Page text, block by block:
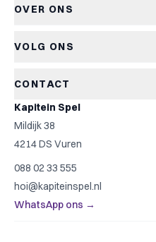
Kinderspellen
Top 10
Retourneren
OVER ONS
Het Kapiteinsspel
Spelregels
Contact
VOLG ONS
CONTACT
Kapitein Spel
Mildijk 38
4214 DS Vuren
088 02 33 555
hoi@kapiteinspel.nl
WhatsApp ons →